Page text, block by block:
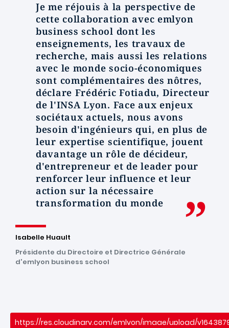
Je me réjouis à la perspective de
cette collaboration avec emlyon
business school dont les
enseignements, les travaux de
recherche, mais aussi les relations
avec le monde socio-économiques
sont complémentaires des nôtres,
déclare Frédéric Fotiadu, Directeur
de l'INSA Lyon. Face aux enjeux
sociétaux actuels, nous avons
besoin d'ingénieurs qui, en plus de
leur expertise scientifique, jouent
davantage un rôle de décideur,
d'entrepreneur et de leader pour
renforcer leur influence et leur
action sur la nécessaire
transformation du monde
Isabelle Huault
Présidente du Directoire et Directrice Générale
d'emlyon business school
https://res.cloudinary.com/emlyon/image/upload/